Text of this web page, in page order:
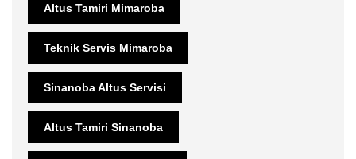
Altus Tamiri Mimaroba
Teknik Servis Mimaroba
Sinanoba Altus Servisi
Altus Tamiri Sinanoba